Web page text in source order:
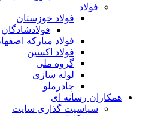
فولاد
فولاد خوزستان
فولادشادگان
فولاد مبارکه اصفهان
فولاد اکسین
گروه ملی
لوله سازی
چادرملو
همکاران رسانه ای
سیاسیت گذاری سایت